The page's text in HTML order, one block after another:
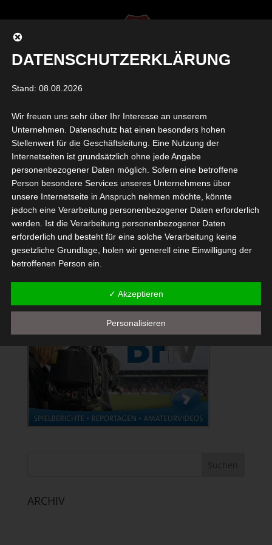
BFV_TV_1920
vonDaniel Raab|Juli 7, 2019|0 Kommentare
ARCHIV
DATENSCHUTZERKLÄRUNG
Stand: 08.08.2026
Wir freuen uns sehr über Ihr Interesse an unserem
Unternehmen. Datenschutz hat einen besonders hohen
Stellenwert für die Geschäftsleitung. Eine Nutzung der
Internetseiten ist grundsätzlich ohne jede Angabe
personenbezogener Daten möglich. Sofern eine betroffene
Person besondere Services unseres Unternehmens über
unsere Internetseite in Anspruch nehmen möchte, könnte
jedoch eine Verarbeitung personenbezogener Daten erforderlich
werden. Ist die Verarbeitung personenbezogener Daten
erforderlich und besteht für eine solche Verarbeitung keine
gesetzliche Grundlage, holen wir generell eine Einwilligung der
betroffenen Person ein.
Die Verarbeitung personenbezogener Daten, beispielsweise des
Namens, der Anschrift, E-Mail-Adresse oder Telefonnummer
einer betroffenen Person, erfolgt stets im Einklang mit der
für uns geltenden landesspezifischen
Datenschutzbestimmungen. Mittels dieser Datenschutzerklärung
möchte unser Unternehmen die Öffentlichkeit über Art, Umfang
und Zweck der von uns erhobenen, genutzten und verarbeiteten
personenbezogenen Daten informieren. Ferner werden
betroffene Personen mittels dieser Datenschutzerklärung über
die ihnen zustehenden Rechte aufgeklärt.
technische und organisatorische Maßnahmen umgesetzt, um
Dennoch können Internetbasierte Datenübertragungen
✓ Akzeptieren
Personalisieren